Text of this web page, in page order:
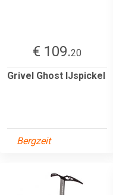
€ 109.20
Grivel Ghost IJspickel
Bergzeit